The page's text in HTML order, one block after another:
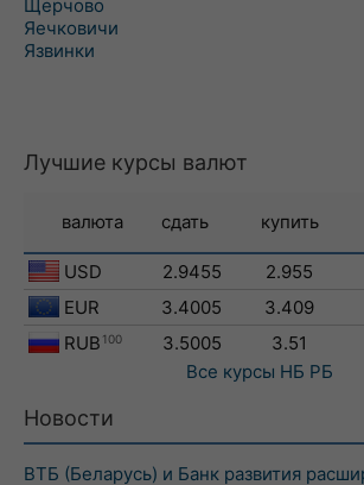
Щерчово
Яечковичи
Язвинки
Лучшие курсы валют
валюта сдать купить
USD 2.9455 2.955
EUR
3.4005 3.409
RUB 100 3.5005 3.51
Все курсы НБ РБ
Новости
ВТБ (Беларусь) и Банк развития